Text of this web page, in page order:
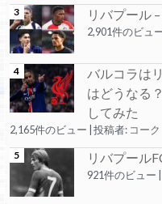
リバプール
2,901件のビュ
バルコラは
はどうなる
してみた
2,165件のビュー 投稿者: コーク
リバプール
921件のビュー